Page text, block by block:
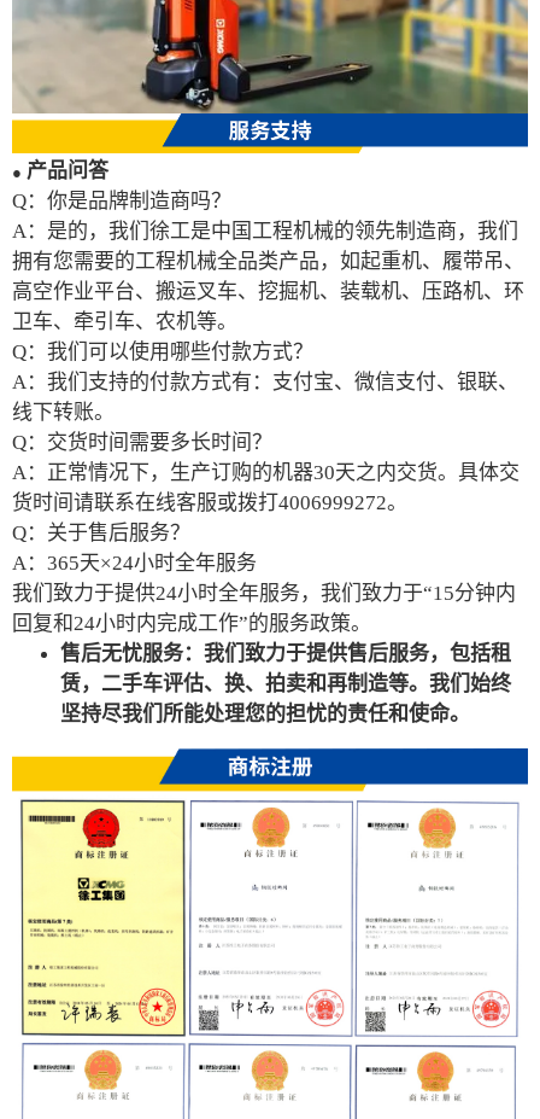
● 产品问答
Q：你是品牌制造商吗？
A：是的，我们徐工是中国工程机械的领先制造商，我们
拥有您需要的工程机械全品类产品，如起重机、履带吊、
高空作业平台、搬运叉车、挖掘机、装载机、压路机、环
卫车、牵引车、农机等。
Q：我们可以使用哪些付款方式？
A：我们支持的付款方式有：支付宝、微信支付、银联、
线下转账。
Q：交货时间需要多长时间？
A：正常情况下，生产订购的机器30天之内交货。具体交
货时间请联系在线客服或拨打4006999272。
Q：关于售后服务？
A：365天×24小时全年服务
我们致力于提供24小时全年服务，我们致力于“15分钟内
回复和24小时内完成工作”的服务政策。
售后无忧服务：我们致力于提供售后服务，包括租
赁，二手车评估、换、拍卖和再制造等。我们始终
坚持尽我们所能处理您的担忧的责任和使命。